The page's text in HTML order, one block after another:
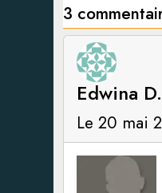
3
Edwina D.
Le 20 mai